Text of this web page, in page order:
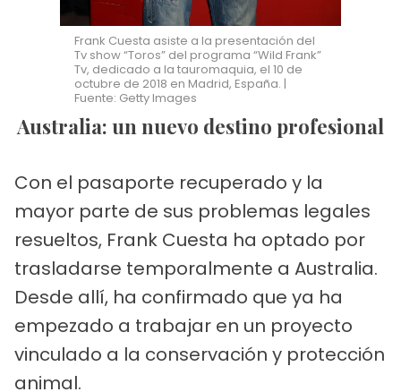
Frank Cuesta asiste a la presentación del
Tv show “Toros” del programa “Wild Frank”
Tv, dedicado a la tauromaquia, el 10 de
octubre de 2018 en Madrid, España. |
Fuente: Getty Images
Australia: un nuevo destino profesional
Con el pasaporte recuperado y la
mayor parte de sus problemas legales
resueltos, Frank Cuesta ha optado por
trasladarse temporalmente a Australia.
Desde allí, ha confirmado que ya ha
empezado a trabajar en un proyecto
vinculado a la conservación y protección
animal.